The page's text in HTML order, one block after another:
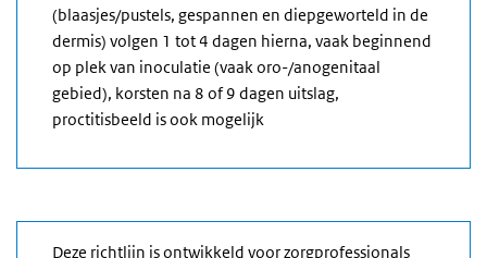
(blaasjes/pustels, gespannen en diepgeworteld in de
dermis) volgen 1 tot 4 dagen hierna, vaak beginnend
op plek van inoculatie (vaak oro-/anogenitaal
gebied), korsten na 8 of 9 dagen uitslag,
proctitisbeeld is ook mogelijk
Deze richtlijn is ontwikkeld voor zorgprofessionals